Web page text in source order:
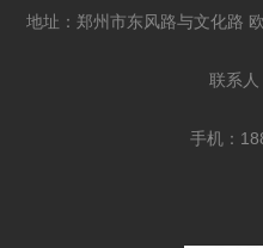
地址：郑州市东风路与文化路
联系人
手机：